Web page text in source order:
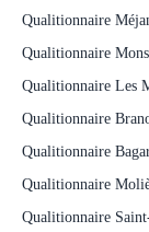
Qualitionnaire
Qualitionnaire Mons
Qualitionnaire Les
Qualitionnaire
Qualitionnaire
Qualitionnaire
Qualitionnaire